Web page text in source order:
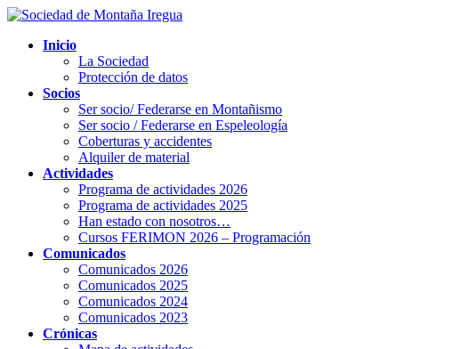
Saltar
contenido
Saltar
navegación
Inicio
La Sociedad
Protección de datos
Socios
Ser socio/ Federarse en Montañismo
Ser socio / Federarse en Espeleología
Coberturas y accidentes
Alquiler de material
Actividades
Programa de actividades 2026
Programa de actividades 2025
Han estado con nosotros…
Cursos FERIMON 2026 – Programación
Comunicados
Comunicados 2026
Comunicados 2025
Comunicados 2024
Comunicados 2023
Crónicas